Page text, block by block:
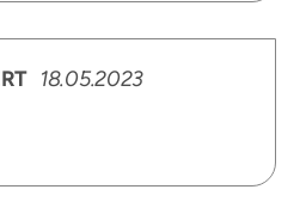
18.05.2023